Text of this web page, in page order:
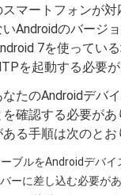
マートフォンが対
Androidのバージ
7を使ってい
を起動する必要が
たのAndroidデバ
確認する必要が
る手順は次のとお
ブルをAndroidデバイ
ーに差し込む必要があ